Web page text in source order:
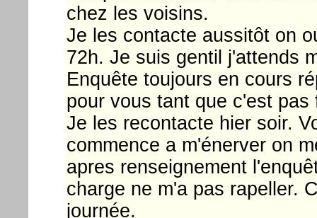
chez les voisins.
Je les contacte aussitôt on
72h. Je suis gentil j'attends
Enquête toujours en cours
pour vous tant que c'est
Je les recontacte hier soir.
commence a m'énerver on
apres renseignement
charge ne m'a pas rapeller.
journée.